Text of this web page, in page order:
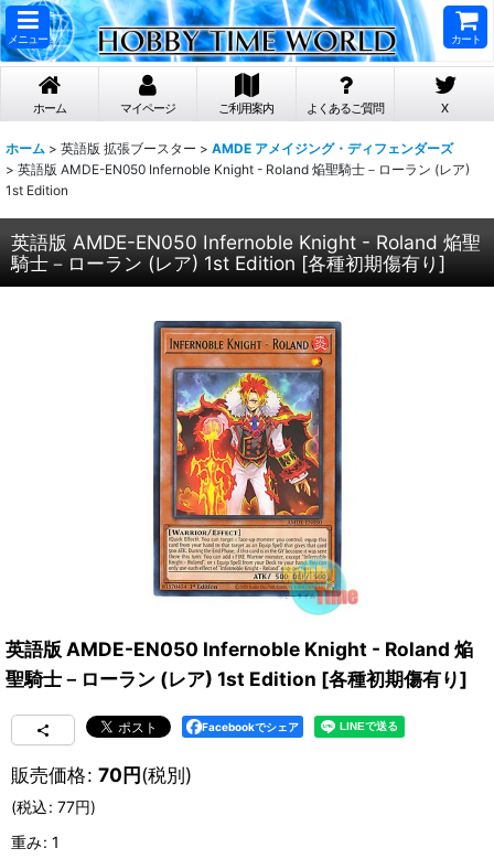
メニュー カート
ホーム マイページ ご利用案内 よくあるご質問 X
ホーム > 英語版 拡張ブースター > AMDE アメイジング・ディフェンダーズ
> 英語版 AMDE-EN050 Infernoble Knight - Roland 焔聖騎士－ローラン (レア)
1st Edition
英語版 AMDE-EN050 Infernoble Knight - Roland 焔聖
騎士－ローラン (レア) 1st Edition [各種初期傷有り]
英語版 AMDE-EN050 Infernoble Knight - Roland 焔
聖騎士－ローラン (レア) 1st Edition [各種初期傷有り]
Facebookでシェア
販売価格: 70円(税別)
(税込: 77円)
重み: 1